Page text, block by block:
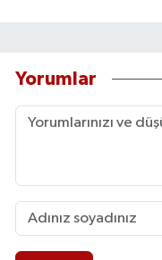
Yorumlar